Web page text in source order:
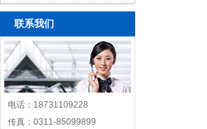
联系我们
电话：18731109228
传真：0311-85099899